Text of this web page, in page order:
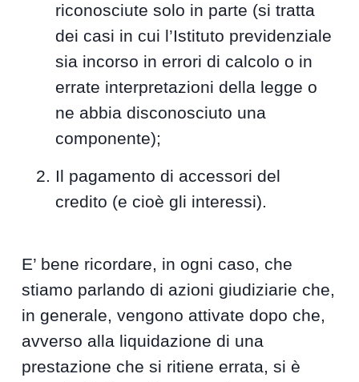
riconosciute solo in parte (si tratta
dei casi in cui l’Istituto previdenziale
sia incorso in errori di calcolo o in
errate interpretazioni della legge o
ne abbia disconosciuto una
componente);
Il pagamento di accessori del
credito (e cioè gli interessi).
E’ bene ricordare, in ogni caso, che
stiamo parlando di azioni giudiziarie che,
in generale, vengono attivate dopo che,
avverso alla liquidazione di una
prestazione che si ritiene errata, si è